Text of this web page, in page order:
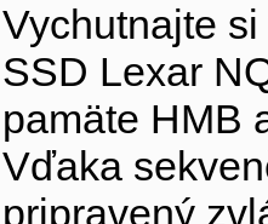
Vychutnajte
SSD Lexar
pamäte HMB
Vďaka
pripravený